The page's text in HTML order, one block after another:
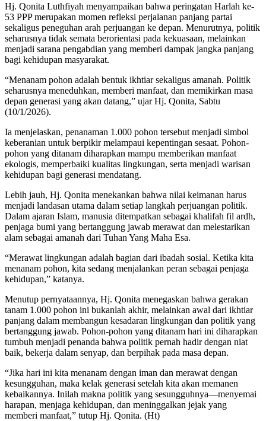
Hj. Qonita Luthfiyah menyampaikan bahwa peringatan Harlah ke-
53 PPP merupakan momen refleksi perjalanan panjang partai
sekaligus peneguhan arah perjuangan ke depan. Menurutnya, politik
seharusnya tidak semata berorientasi pada kekuasaan, melainkan
menjadi sarana pengabdian yang memberi dampak jangka panjang
bagi kehidupan masyarakat.
“Menanam pohon adalah bentuk ikhtiar sekaligus amanah. Politik
seharusnya meneduhkan, memberi manfaat, dan memikirkan masa
depan generasi yang akan datang,” ujar Hj. Qonita, Sabtu
(10/1/2026).
Ia menjelaskan, penanaman 1.000 pohon tersebut menjadi simbol
keberanian untuk berpikir melampaui kepentingan sesaat. Pohon-
pohon yang ditanam diharapkan mampu memberikan manfaat
ekologis, memperbaiki kualitas lingkungan, serta menjadi warisan
kehidupan bagi generasi mendatang.
Lebih jauh, Hj. Qonita menekankan bahwa nilai keimanan harus
menjadi landasan utama dalam setiap langkah perjuangan politik.
Dalam ajaran Islam, manusia ditempatkan sebagai khalifah fil ardh,
penjaga bumi yang bertanggung jawab merawat dan melestarikan
alam sebagai amanah dari Tuhan Yang Maha Esa.
“Merawat lingkungan adalah bagian dari ibadah sosial. Ketika kita
menanam pohon, kita sedang menjalankan peran sebagai penjaga
kehidupan,” katanya.
Menutup pernyataannya, Hj. Qonita menegaskan bahwa gerakan
tanam 1.000 pohon ini bukanlah akhir, melainkan awal dari ikhtiar
panjang dalam membangun kesadaran lingkungan dan politik yang
bertanggung jawab. Pohon-pohon yang ditanam hari ini diharapkan
tumbuh menjadi penanda bahwa politik pernah hadir dengan niat
baik, bekerja dalam senyap, dan berpihak pada masa depan.
“Jika hari ini kita menanam dengan iman dan merawat dengan
kesungguhan, maka kelak generasi setelah kita akan memanen
kebaikannya. Inilah makna politik yang sesungguhnya—menyemai
harapan, menjaga kehidupan, dan meninggalkan jejak yang
memberi manfaat,” tutup Hj. Qonita. (Ht)